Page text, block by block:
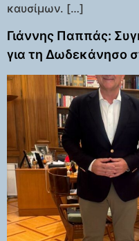
καυσίμων. […]
Γιάννης Παππάς:
για τη Δωδεκάνησο
Κυριάκο Μητσοτάκη